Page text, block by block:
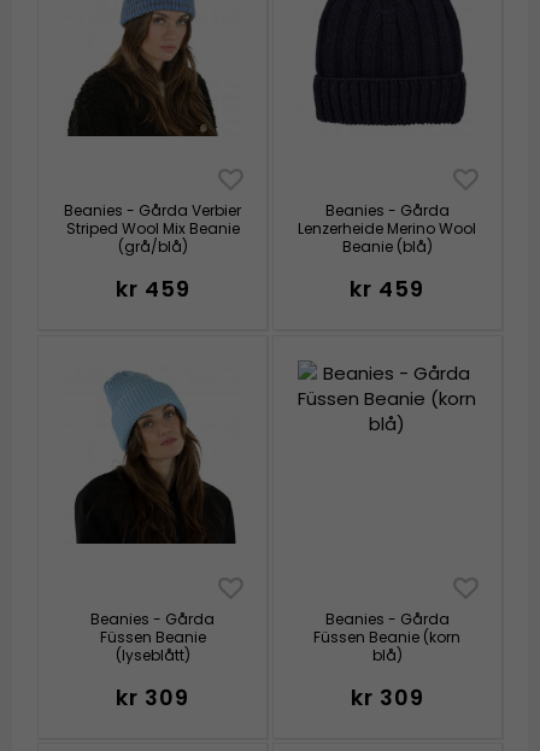
Beanies - Gårda Verbier
Striped Wool Mix Beanie
(grå/blå)
kr 459
Beanies - Gårda
Lenzerheide Merino Wool
Beanie (blå)
kr 459
Beanies - Gårda
Füssen Beanie
(lyseblått)
kr 309
Beanies - Gårda
Füssen Beanie (korn
blå)
kr 309